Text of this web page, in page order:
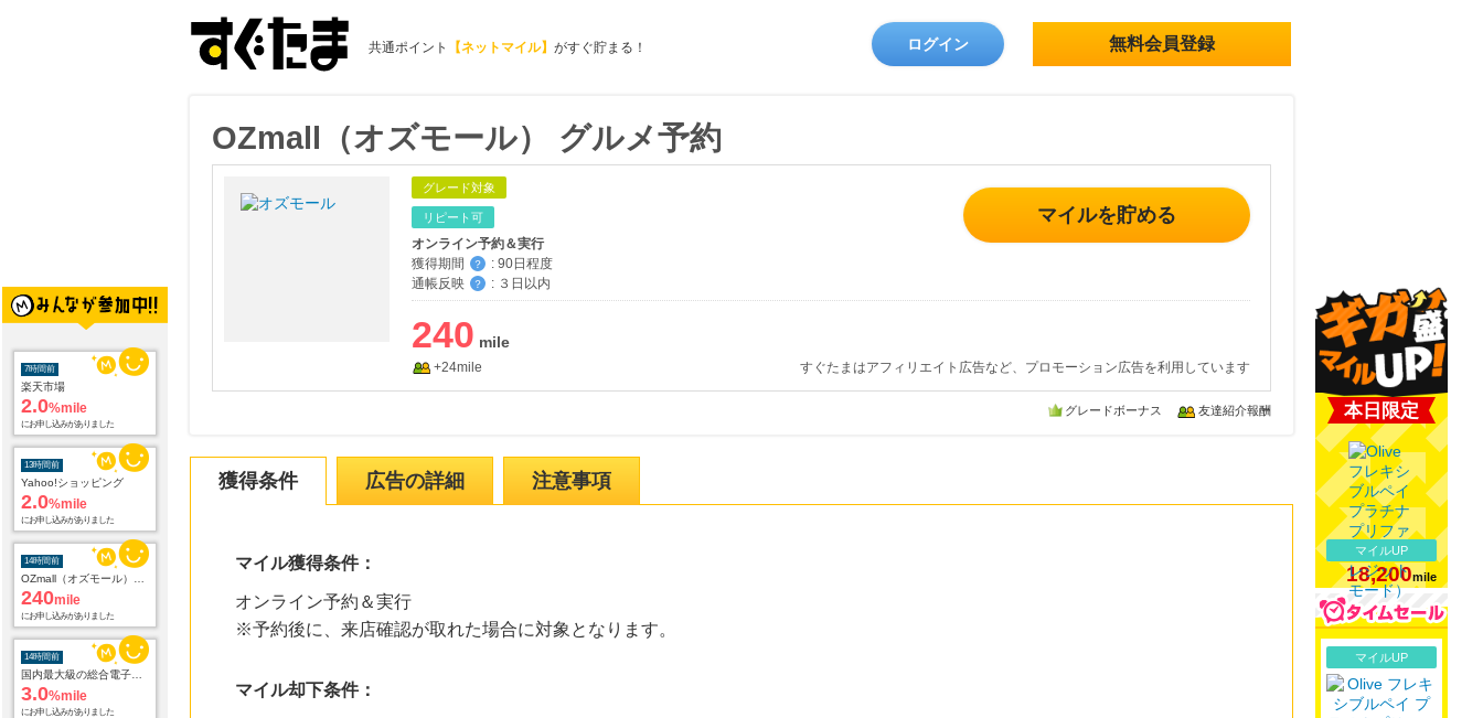
共通ポイント 【ネットマイル】 がすぐ貯まる！ ログイン 無料会員登録
7時間前
楽天市場
2.0%mile
にお申し込みがありました
13時間前
Yahoo!ショッピング
2.0%mile
にお申し込みがありました
14時間前
240mile
にお申し込みがありました
14時間前
3.0%mile
にお申し込みがありました
OZmall（オズモール） グルメ予約
グレード対象
リピート可
オンライン予約＆実行
獲得期間
？ : 90日程度
通帳反映
？ : ３日以内
マイルを貯める
240
+24mile すぐたまはアフィリエイト広告など、プロモーション広告を利用しています
グレードボーナス 友達紹介報酬
獲得条件 広告の詳細 注意事項
マイル獲得条件：
オンライン予約＆実行
※予約後に、来店確認が取れた場合に対象となります。
マイル却下条件：
本日限定
マイルUP
18,200mile
マイルUP